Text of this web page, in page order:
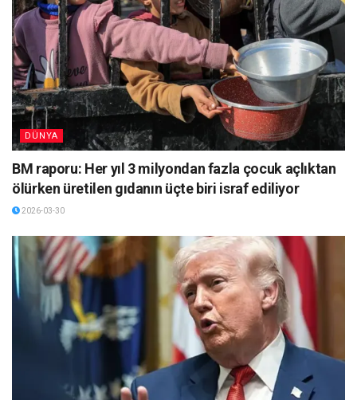
DÜNYA
BM raporu: Her yıl 3 milyondan fazla çocuk açlıktan
ölürken üretilen gıdanın üçte biri israf ediliyor
2026-03-30